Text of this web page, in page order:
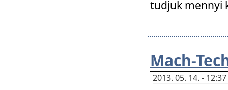
tudjuk mennyi
Mach-
2013. 05. 14. -